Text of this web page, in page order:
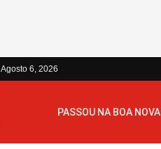
6, 2026
PASSOU NA BOA NOVA